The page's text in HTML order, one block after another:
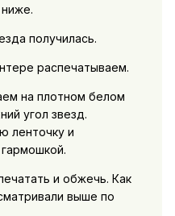
получилась.
распечатываем.
на плотном белом
угол звезд.
ленточку и
и обжечь. Как
выше по